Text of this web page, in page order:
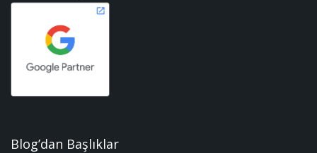
Blog’dan Başlıklar